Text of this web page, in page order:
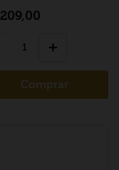
209,00
＋
Comprar